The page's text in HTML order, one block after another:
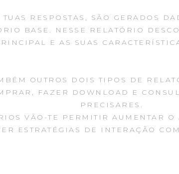
RESPOSTAS, SÃO GERADOS
BASE. NESSE RELATÓRIO
E AS SUAS
OUTROS DOIS TIPOS DE
FAZER DOWNLOAD E
PRECISARES.
VÃO-TE PERMITIR AUMENTAR O
ESTRATÉGIAS DE INTERAÇÃO